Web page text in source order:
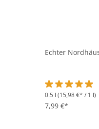
Echter
0.5 l (15,98 €* / 1 l)
7,99 €*